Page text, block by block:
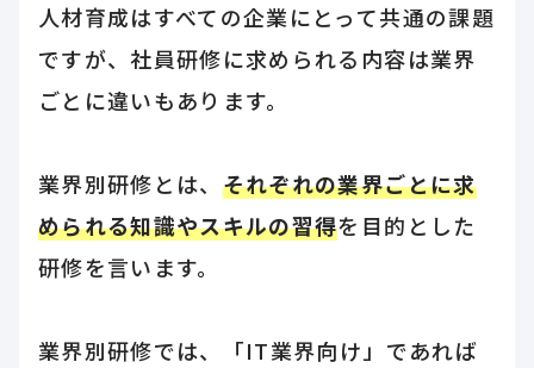
人材育成はすべての企業にとって共通の課題
ですが、社員研修に求められる内容は業界
ごとに違いもあります。
業界別研修とは、 それぞれの業界ごとに求
められる知識やスキルの習得を目的とした
研修を言います。
業界別研修では、「IT業界向け」であれば